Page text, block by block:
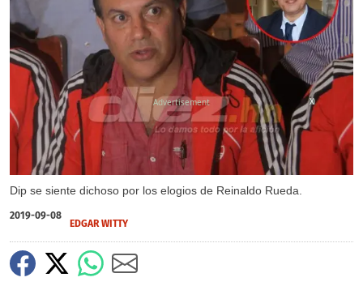
Dip se siente dichoso por los elogios de Reinaldo Rueda.
X
2019-09-08
EDGAR WITTY